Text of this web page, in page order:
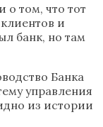
том, что тот
и
банк, но там
Банка
управления
из истории